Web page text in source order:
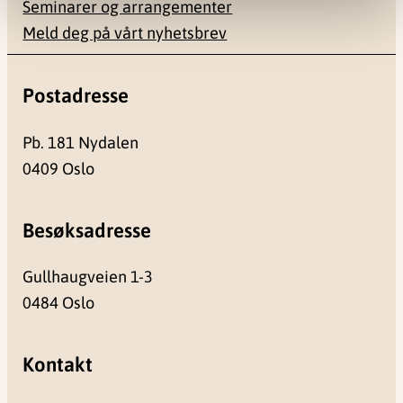
Seminarer og arrangementer
Meld deg på vårt nyhetsbrev
Postadresse
Pb. 181 Nydalen
0409 Oslo
Besøksadresse
Gullhaugveien 1-3
0484 Oslo
Kontakt